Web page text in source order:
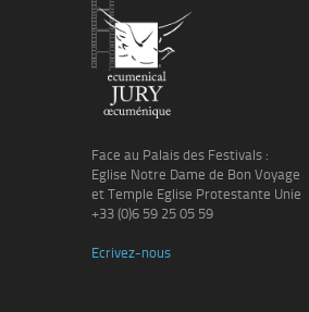
Face au Palais des Festivals :
Eglise Notre Dame de Bon Voyage
et Temple Eglise Protestante Unie
+33 (0)6 59 25 05 59
Ecrivez-nous